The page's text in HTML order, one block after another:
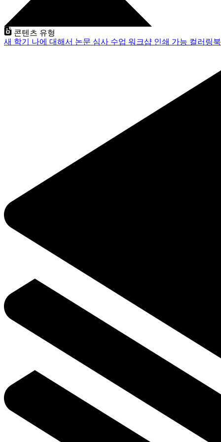
콘텐츠 유형
새 학기 나에 대해서 논문 심사 수업 워크샵 인쇄 가능 컬러링북